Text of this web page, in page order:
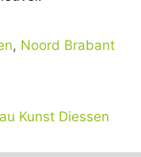
, Noord Brabant
Kunst Diessen